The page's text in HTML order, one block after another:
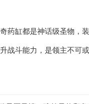
药缸都是神话级圣物
战斗能力，是领主不